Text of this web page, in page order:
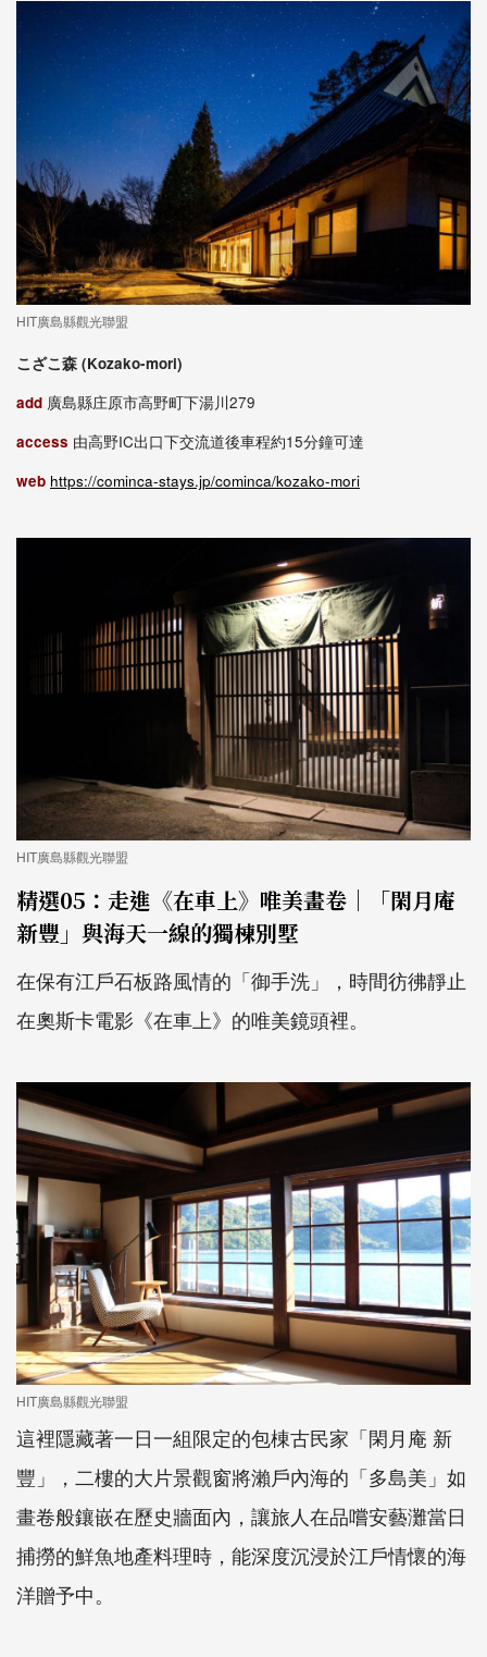
HIT廣島縣觀光聯盟
こざこ森 (Kozako-mori)
add 廣島縣庄原市高野町下湯川279
access 由高野IC出口下交流道後車程約15分鐘可達
web https://cominca-stays.jp/cominca/kozako-mori
HIT廣島縣觀光聯盟
精選05：走進《在車上》唯美畫卷｜「閑月庵
新豐」與海天一線的獨棟別墅
在保有江戶石板路風情的「御手洗」，時間彷彿靜止
在奧斯卡電影《在車上》的唯美鏡頭裡。
HIT廣島縣觀光聯盟
這裡隱藏著一日一組限定的包棟古民家「閑月庵 新
豐」，二樓的大片景觀窗將瀨戶內海的「多島美」如
畫卷般鑲嵌在歷史牆面內，讓旅人在品嚐安藝灘當日
捕撈的鮮魚地產料理時，能深度沉浸於江戶情懷的海
洋贈予中。